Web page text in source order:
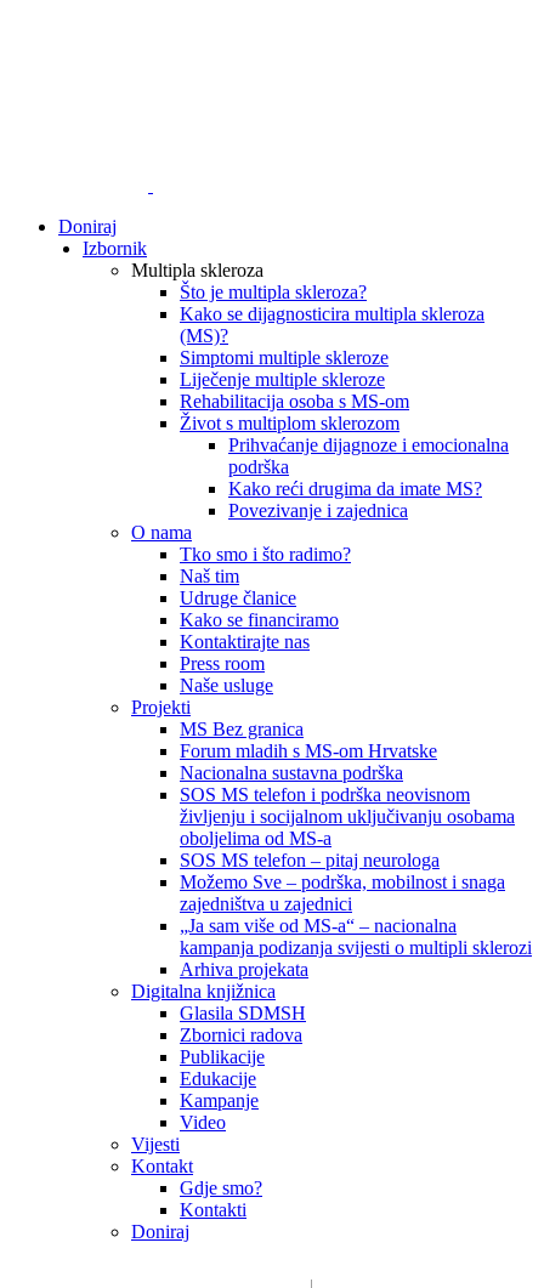
Doniraj
Izbornik
Multipla skleroza
Što je multipla skleroza?
Kako se dijagnosticira multipla skleroza
(MS)?
Simptomi multiple skleroze
Liječenje multiple skleroze
Rehabilitacija osoba s MS-om
Život s multiplom sklerozom
Prihvaćanje dijagnoze i emocionalna
podrška
Kako reći drugima da imate MS?
Povezivanje i zajednica
O nama
Tko smo i što radimo?
Naš tim
Udruge članice
Kako se financiramo
Kontaktirajte nas
Press room
Naše usluge
Projekti
MS Bez granica
Forum mladih s MS-om Hrvatske
Nacionalna sustavna podrška
SOS MS telefon i podrška neovisnom
življenju i socijalnom uključivanju osobama
oboljelima od MS-a
SOS MS telefon – pitaj neurologa
Možemo Sve – podrška, mobilnost i snaga
zajedništva u zajednici
„Ja sam više od MS-a“ – nacionalna
kampanja podizanja svijesti o multipli sklerozi
Arhiva projekata
Digitalna knjižnica
Glasila SDMSH
Zbornici radova
Publikacije
Edukacije
Kampanje
Video
Vijesti
Kontakt
Gdje smo?
Kontakti
Doniraj